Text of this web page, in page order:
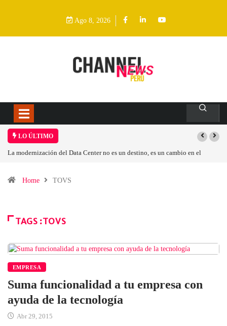
Ago 8, 2026
LO ÚLTIMO
La modernización del Data Center no es un destino, es un cambio en el
Home
TOVS
TAGS :TOVS
EMPRESA
Suma funcionalidad a tu empresa con
ayuda de la tecnología
Abr 29, 2015